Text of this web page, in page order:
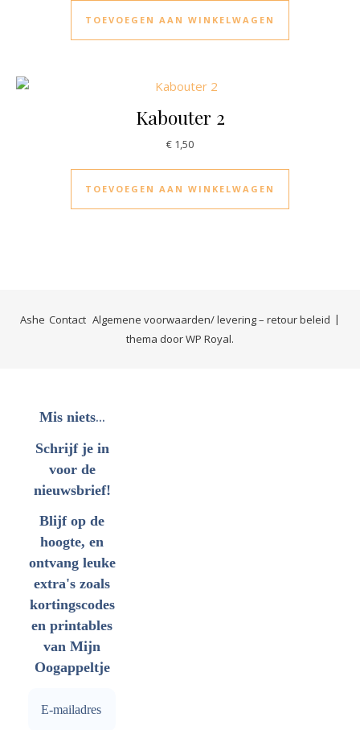
TOEVOEGEN AAN WINKELWAGEN
Kabouter 2
€ 1,50
TOEVOEGEN AAN WINKELWAGEN
Contact Algemene voorwaarden/ levering – retour beleid
Ashe
thema doorWP Royal.
Mis niets...
Schrijf je in
voor de
nieuwsbrief!
Blijf op de
hoogte, en
ontvang leuke
extra's zoals
kortingscodes
en printables
van Mijn
Oogappeltje